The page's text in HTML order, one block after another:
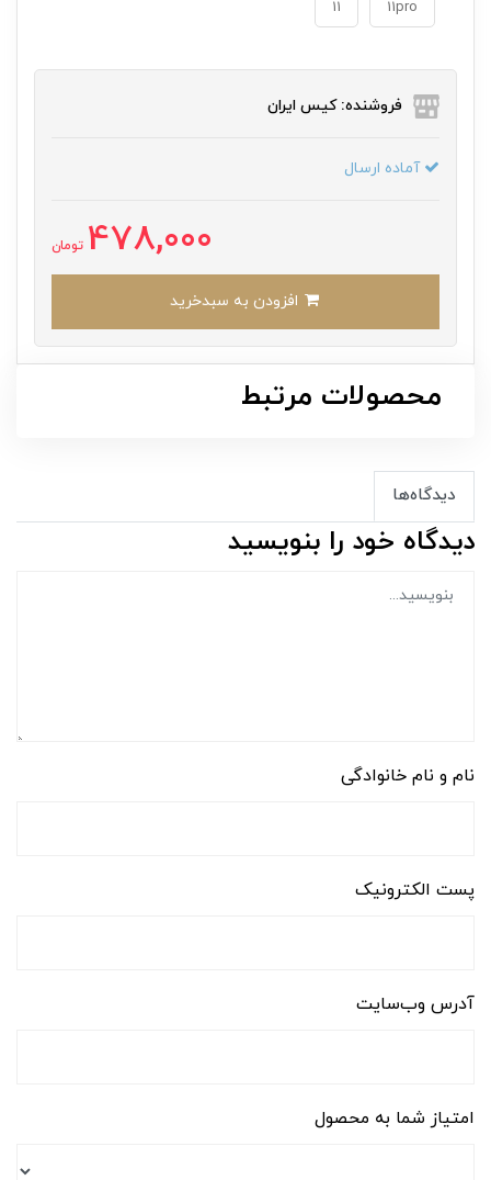
11pro
11
فروشنده: کیس ایران
آماده ارسال
478,000 تومان
محصولات مرتبط
دیدگاه‌ها
دیدگاه خود را بنویسید
نام و نام خانوادگی
پست الکترونیک
آدرس وب‌سایت
امتیاز شما به محصول